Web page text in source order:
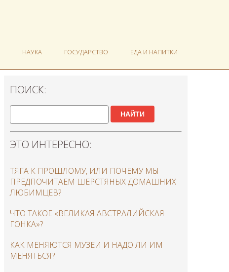
НАУКА ГОСУДАРСТВО ЕДА И НАПИТКИ
ПОИСК:
НАЙТИ
ЭТО ИНТЕРЕСНО:
ТЯГА К ПРОШЛОМУ, ИЛИ ПОЧЕМУ МЫ
ПРЕДПОЧИТАЕМ ШЕРСТЯНЫХ ДОМАШНИХ
ЛЮБИМЦЕВ?
ЧТО ТАКОЕ «ВЕЛИКАЯ АВСТРАЛИЙСКАЯ
ГОНКА»?
КАК МЕНЯЮТСЯ МУЗЕИ И НАДО ЛИ ИМ
МЕНЯТЬСЯ?